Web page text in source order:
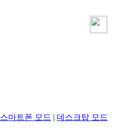
스마트폰 모드 | 데스크탑 모드